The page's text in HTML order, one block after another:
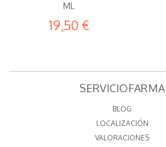
ML
19,50 €
SERVICIOFARMA
BLOG
LOCALIZACIÓN
VALORACIONES